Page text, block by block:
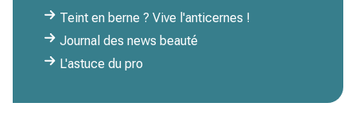
Teint en berne ? Vive l'anticernes !
Journal des news beauté
L'astuce du pro